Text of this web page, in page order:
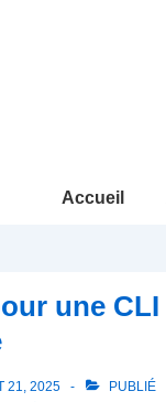
Main
Accueil
une CLI
21, 2025
PUBLIÉ